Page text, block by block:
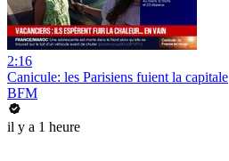
2:16
Canicule: les Parisiens fuient la capitale
BFM
il y a 1 heure